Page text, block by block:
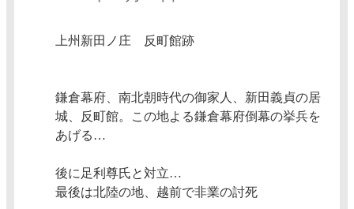
上州新田ノ庄 反町館跡
鎌倉幕府、南北朝時代の御家人、新田義貞の居
城、反町館。この地よる鎌倉幕府倒幕の挙兵を
あげる…
後に足利尊氏と対立…
最後は北陸の地、越前で非業の討死